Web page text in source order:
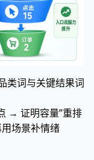
类词与关键结果词
→ 证明容量”重排
场景补情绪